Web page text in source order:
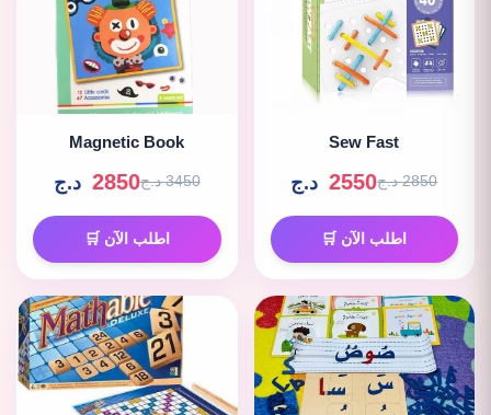
Sew Fast
2850 د.ج 2550 د.ج
اطلب الآن 🛒
Magnetic Book
3450 د.ج 2850 د.ج
اطلب الآن 🛒